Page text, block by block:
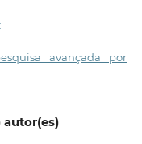
avançada por